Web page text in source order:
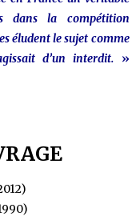
dans la compétition
éludent le sujet comme
d’un interdit. »